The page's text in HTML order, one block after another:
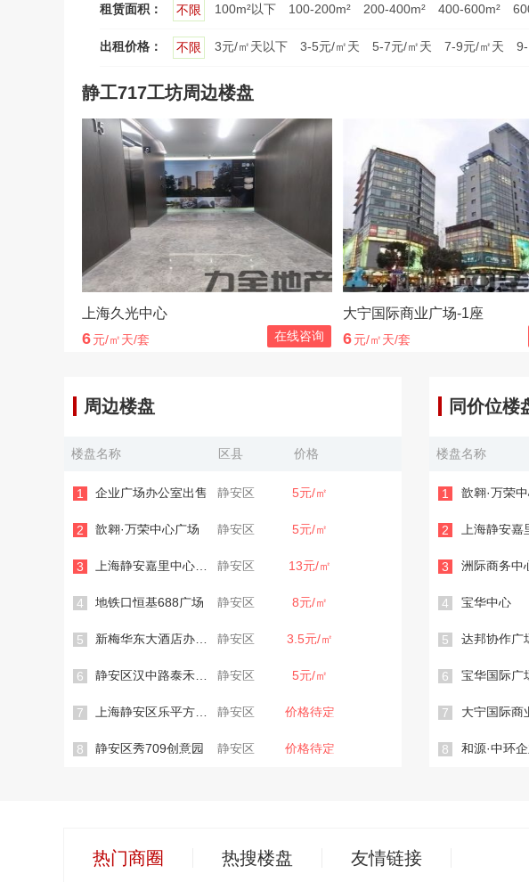
租赁面积： 不限 100m²以下 100-200m² 200-400m² 400-600m²
出租价格： 不限 3元/㎡天以下 3-5元/㎡天 5-7元/㎡天 7-9元/㎡天
静工717工坊周边楼盘
上海久光中心
6元/㎡天/套 在线咨询
大宁国际商业广场-1座
6元/㎡天/套
周边楼盘
楼盘名称 区县 价格
1 企业广场办公室出售 静安区 5元/㎡
2 歆翱·万荣中心广场 静安区 5元/㎡
3 静安区 13元/㎡
4 地铁口恒基688广场 静安区 8元/㎡
5 静安区 3.5元/㎡
6 静安区 5元/㎡
7 静安区 价格待定
8 静安区秀709创意园 静安区 价格待定
同价位楼
楼盘名称
1 歆翱·万荣
2
3 洲际商务中
4 宝华中心
5 达邦协作广
6 宝华国际广
7 大宁国际商
8 和源·中环
热门商圈 热搜楼盘 友情链接